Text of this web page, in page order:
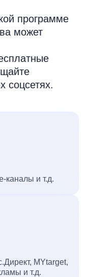
программе
может
соцсетях.
каналы и т.д.
MYtarget,
и т.д.